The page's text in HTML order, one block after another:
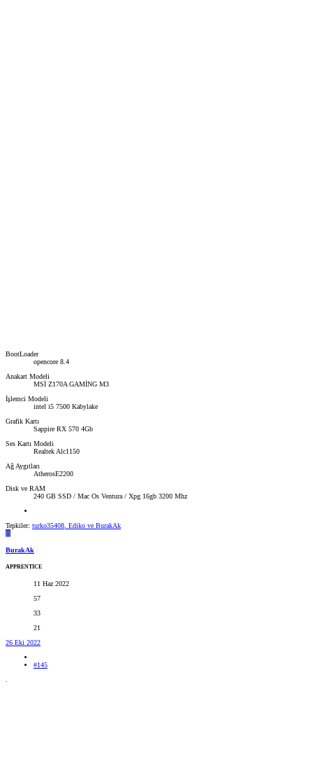
BootLoader
opencore 8.4
Anakart Modeli
MSİ Z170A GAMİNG M3
İşlemci Modeli
intel i5 7500 Kabylake
Grafik Kartı
Sappire RX 570 4Gb
Ses Kartı Modeli
Realtek Alc1150
Ağ Aygıtları
AtherosE2200
Disk ve RAM
240 GB SSD / Mac Os Ventura / Xpg 16gb 3200 Mhz
Tepkiler: turko35408 Ediko ve BurakAk
B
BurakAk
APPRENTICE
11 Haz 2022
57
33
21
26 Eki 2022
#145